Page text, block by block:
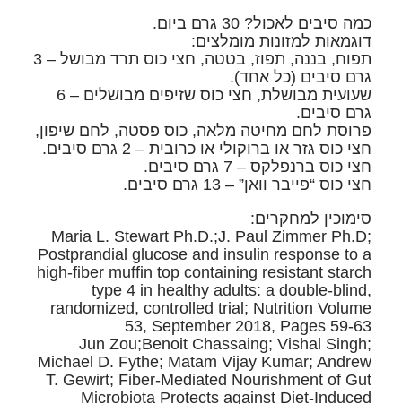
כמה סיבים לאכול? 30 גרם ביום.
דוגמאות למזונות מומלצים:
תפוח, בננה, תפוז, בטטה, חצי כוס תרד מבושל – 3
גרם סיבים (כל אחד).
שעועית מבושלת, חצי כוס שזיפים מבושלים – 6
גרם סיבים.
פרוסת לחם מחיטה מלאה, כוס פסטה, לחם שיפון,
חצי כוס גזר או ברוקולי או כרובית – 2 גרם סיבים.
חצי כוס ברנפלקס – 7 גרם סיבים.
חצי כוס “פייבר וואן” – 13 גרם סיבים.
סימוכין למחקרים:
Maria L. Stewart Ph.D.;J. Paul Zimmer Ph.D;
Postprandial glucose and insulin response to a
high-fiber muffin top containing resistant starch
type 4 in healthy adults: a double-blind,
randomized, controlled trial; Nutrition Volume
53, September 2018, Pages 59-63
Jun Zou;Benoit Chassaing; Vishal Singh;
Michael D. Fythe; Matam Vijay Kumar; Andrew
T. Gewirt; Fiber-Mediated Nourishment of Gut
Microbiota Protects against Diet-Induced